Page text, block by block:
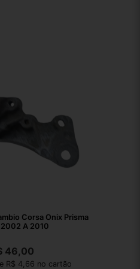
Corsa Onix Prisma
A 2010
46,00
R$ 4,66 no cartão